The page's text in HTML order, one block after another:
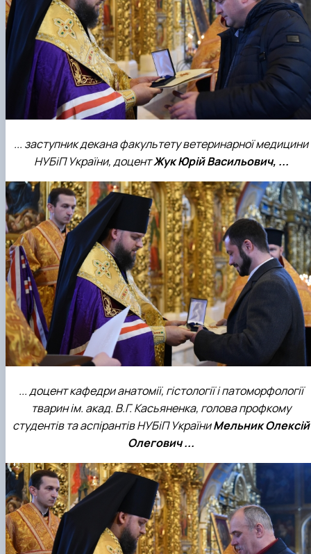
... заступник декана факультету ветеринарної медицини
НУБіП України, доцентЖук Юрій Васильович, ...
... доцент кафедри анатомії, гістології і патоморфології
тварин ім. акад. В.Г. Касьяненка, голова профкому
студентів та аспірантів НУБіП УкраїниМельник Олексій
Олегович ...